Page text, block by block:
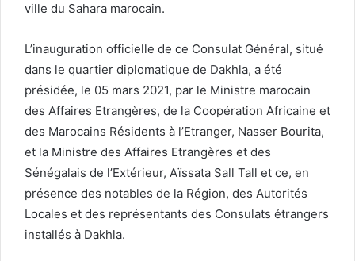
ville du Sahara marocain.
L’inauguration officielle de ce Consulat Général, situé
dans le quartier diplomatique de Dakhla, a été
présidée, le 05 mars 2021, par le Ministre marocain
des Affaires Etrangères, de la Coopération Africaine et
des Marocains Résidents à l’Etranger, Nasser Bourita,
et la Ministre des Affaires Etrangères et des
Sénégalais de l’Extérieur, Aïssata Sall Tall et ce, en
présence des notables de la Région, des Autorités
Locales et des représentants des Consulats étrangers
installés à Dakhla.